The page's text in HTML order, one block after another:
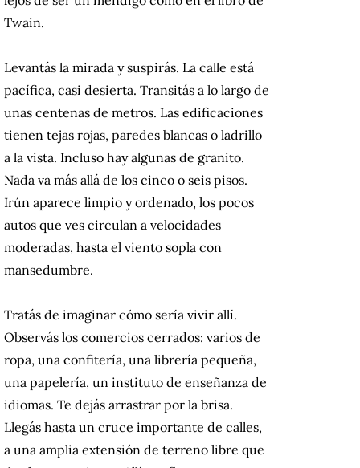
Twain.
Levantás la mirada y suspirás. La calle está
pacífica, casi desierta. Transitás a lo largo de
unas centenas de metros. Las edificaciones
tienen tejas rojas, paredes blancas o ladrillo
a la vista. Incluso hay algunas de granito.
Nada va más allá de los cinco o seis pisos.
Irún aparece limpio y ordenado, los pocos
autos que ves circulan a velocidades
moderadas, hasta el viento sopla con
mansedumbre.
Tratás de imaginar cómo sería vivir allí.
Observás los comercios cerrados: varios de
ropa, una confitería, una librería pequeña,
una papelería, un instituto de enseñanza de
idiomas. Te dejás arrastrar por la brisa.
Llegás hasta un cruce importante de calles,
a una amplia extensión de terreno libre que